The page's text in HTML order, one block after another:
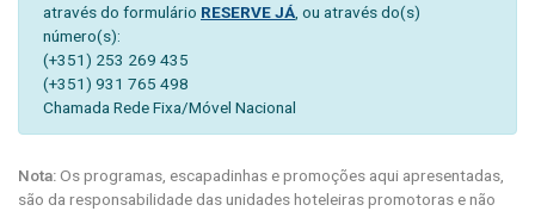
através do formulário RESERVE JÁ , ou através do(s)
número(s):
(+351) 253 269 435
(+351) 931 765 498
Chamada Rede Fixa/Móvel Nacional
Nota:Os programas, escapadinhas e promoções aqui apresentadas,
são da responsabilidade das unidades hoteleiras promotoras e não